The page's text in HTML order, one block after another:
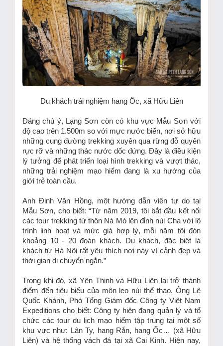
Du khách trải nghiệm hang Ốc, xã Hữu Liên
Đáng chú ý, Lạng Sơn còn có khu vực Mẫu Sơn với
độ cao trên 1.500m so với mực nước biển, nơi sở hữu
những cung đường trekking xuyên qua rừng đỗ quyên
rực rỡ và những thác nước dốc đứng. Đây là điều kiện
lý tưởng để phát triển loại hình trekking và vượt thác,
những trải nghiệm mạo hiểm đang là xu hướng của
giới trẻ toàn cầu.
Anh Đinh Văn Hồng, một hướng dẫn viên tự do tại
Mẫu Sơn, cho biết: “Từ năm 2019, tôi bắt đầu kết nối
các tour trekking từ thôn Nà Mò lên đỉnh núi Cha với lộ
trình linh hoạt và mức giá hợp lý, mỗi năm tôi đón
khoảng 10 - 20 đoàn khách. Du khách, đặc biệt là
khách từ Hà Nội rất yêu thích nơi này vì cảnh đẹp và
thời gian di chuyển ngắn.”
Trong khi đó, xã Yên Thịnh và Hữu Liên lại trở thành
điểm đến tiêu biểu của môn leo núi thể thao. Ông Lê
Quốc Khánh, Phó Tổng Giám đốc Công ty Việt Nam
Expeditions cho biết: Công ty hiện đang quản lý và tổ
chức các tour du lịch mạo hiểm tập trung tại một số
khu vực như: Lân Ty, hang Rắn, hang Ốc… (xã Hữu
Liên) và hệ thống vách đá tại xã Cai Kinh. Hiện nay,